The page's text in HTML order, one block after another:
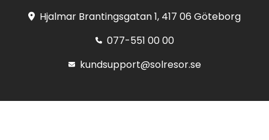
Hjalmar Brantingsgatan 1, 417 06 Göteborg
077-551 00 00
kundsupport@solresor.se